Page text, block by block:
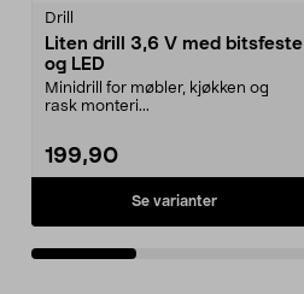
Drill
Liten drill 3,6 V med bitsfeste
og LED
Minidrill for møbler, kjøkken og
rask monteri...
199,90
Se varianter